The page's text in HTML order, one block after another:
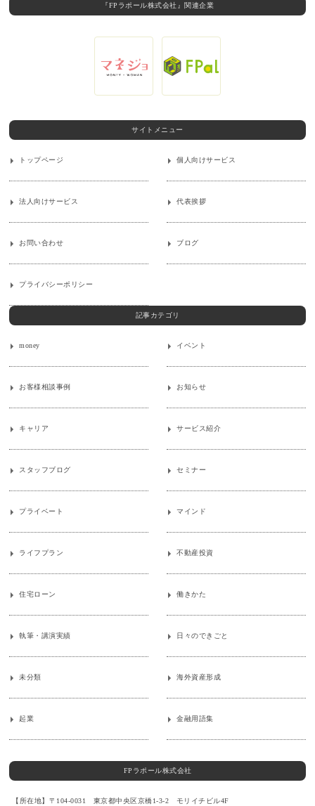
『FPラポール株式会社』関連企業
サイトメニュー
トップページ 個人向けサービス
法人向けサービス 代表挨拶
お問い合わせ ブログ
プライバシーポリシー
記事カテゴリ
money イベント
お客様相談事例 お知らせ
キャリア サービス紹介
スタッフブログ セミナー
プライベート マインド
ライフプラン 不動産投資
住宅ローン 働きかた
執筆・講演実績 日々のできごと
未分類 海外資産形成
起業 金融用語集
FPラポール株式会社
【所在地】〒104-0031 東京都中央区京橋1-3-2 モリイチビル4F